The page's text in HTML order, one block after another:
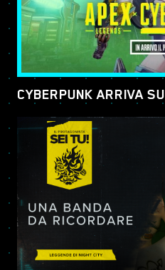
CYBERPUNK ARRIVA